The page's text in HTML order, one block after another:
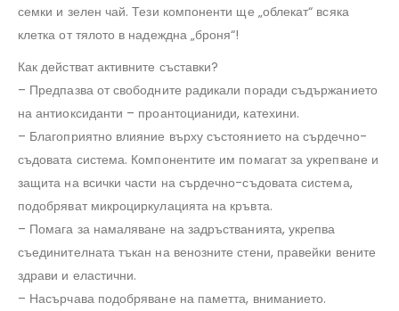
семки и зелен чай. Тези компоненти ще „облекат“ всяка
клетка от тялото в надеждна „броня“!
Как действат активните съставки?
– Предпазва от свободните радикали поради съдържанието
на антиоксиданти – проантоцианиди, катехини.
– Благоприятно влияние върху състоянието на сърдечно-
съдовата система. Компонентите им помагат за укрепване и
защита на всички части на сърдечно-съдовата система,
подобряват микроциркулацията на кръвта.
– Помага за намаляване на задръстванията, укрепва
съединителната тъкан на венозните стени, правейки вените
здрави и еластични.
– Насърчава подобряване на паметта, вниманието.